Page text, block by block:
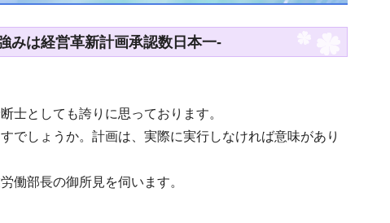
みは経営革新計画承認数日本一-
士としても誇りに思っております。
でしょうか。計画は、実際に実行しなければ意味があり
働部長の御所見を伺います。